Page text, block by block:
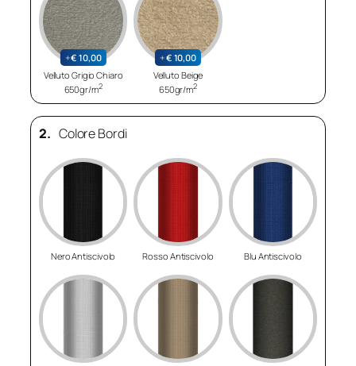
+€ 10,00
Velluto Grigio Chiaro
650gr/m2
+€ 10,00
Velluto Beige
650gr/m2
2. Colore Bordi
Nero Antiscivolo Rosso Antiscivolo Blu Antiscivolo